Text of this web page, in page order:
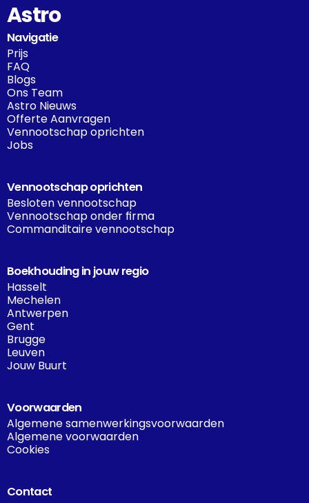
Astro
Navigatie
Prijs
FAQ
Blogs
Ons Team
Astro Nieuws
Offerte Aanvragen
Vennootschap oprichten
Jobs
Vennootschap oprichten
Besloten vennootschap
Vennootschap onder firma
Commanditaire vennootschap
Boekhouding in jouw regio
Hasselt
Mechelen
Antwerpen
Gent
Brugge
Leuven
Jouw Buurt
Voorwaarden
Algemene samenwerkingsvoorwaarden
Algemene voorwaarden
Cookies
Contact